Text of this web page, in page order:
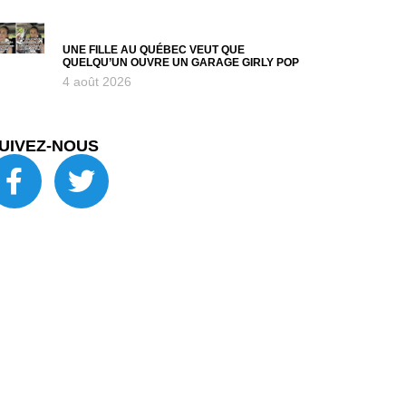
UNE FILLE AU QUÉBEC VEUT QUE
QUELQU’UN OUVRE UN GARAGE GIRLY POP
4 août 2026
NOUS